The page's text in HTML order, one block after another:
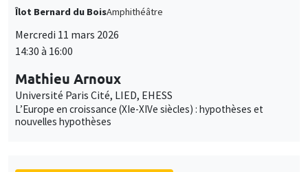
Îlot Bernard du BoisAmphithéâtre
Mercredi 11 mars 2026
14:30 à 16:00
Mathieu Arnoux
Université Paris Cité, LIED, EHESS
L’Europe en croissance (XIe-XIVe siècles) : hypothèses et
nouvelles hypothèses